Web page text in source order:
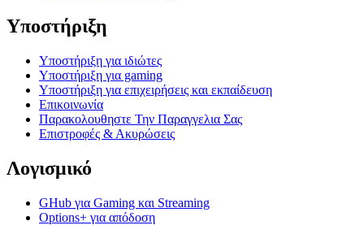
Υποστήριξη
Υποστήριξη για ιδιώτες
Υποστήριξη για gaming
Υποστήριξη για επιχειρήσεις και εκπαίδευση
Επικοινωνία
Παρακολουθηστε Την Παραγγελια Σας
Επιστροφές & Ακυρώσεις
Λογισμικό
GHub για Gaming και Streaming
Options+ για απόδοση